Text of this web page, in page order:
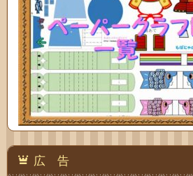
広 告